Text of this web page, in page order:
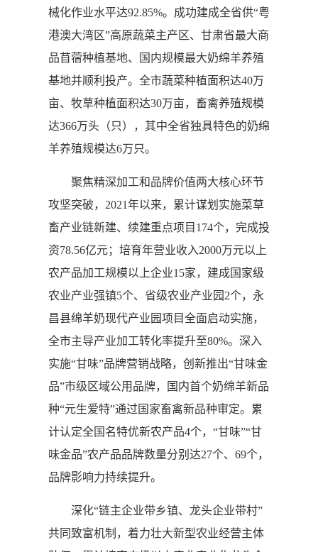
械化作业水平达92.85%。成功建成全省供“粤
港澳大湾区”高原蔬菜主产区、甘肃省最大商
品苜蓿种植基地、国内规模最大奶绵羊养殖
基地并顺利投产。全市蔬菜种植面积达40万
亩、牧草种植面积达30万亩，畜禽养殖规模
达366万头（只），其中全省独具特色的奶绵
羊养殖规模达6万只。
聚焦精深加工和品牌价值两大核心环节
攻坚突破，2021年以来，累计谋划实施菜草
畜产业链新建、续建重点项目174个，完成投
资78.56亿元；培育年营业收入2000万元以上
农产品加工规模以上企业15家，建成国家级
农业产业强镇5个、省级农业产业园2个，永
昌县绵羊奶现代产业园项目全面启动实施，
全市主导产业加工转化率提升至80%。深入
实施“甘味”品牌营销战略，创新推出“甘味金
品”市级区域公用品牌，国内首个奶绵羊新品
种“元生爱特”通过国家畜禽新品种审定。累
计认定全国名特优新农产品4个，“甘味”“甘
味金品”农产品品牌数量分别达27个、69个，
品牌影响力持续提升。
深化“链主企业带乡镇、龙头企业带村”
共同致富机制，着力壮大新型农业经营主体